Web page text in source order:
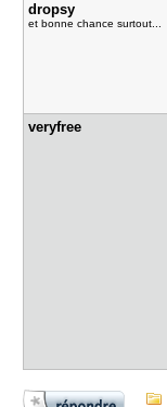
dropsy
et bonne chance surtout...
veryfree